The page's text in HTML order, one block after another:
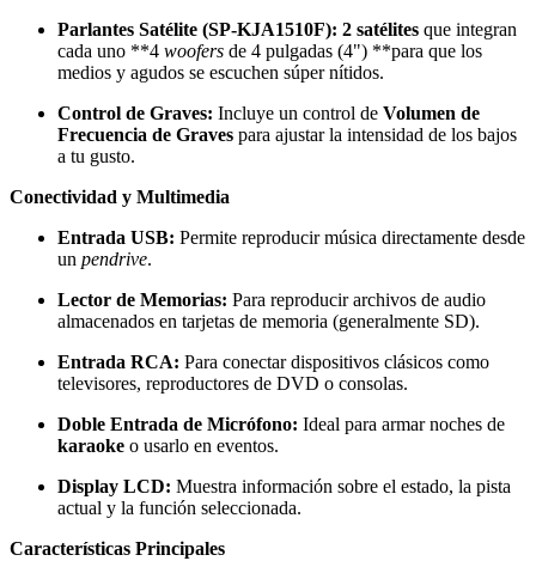
Parlantes Satélite (SP-KJA1510F): 2 satélites que integran
cada uno **4 woofers de 4 pulgadas (4") **para que los
medios y agudos se escuchen súper nítidos.
Control de Graves: Incluye un control de Volumen de
Frecuencia de Graves para ajustar la intensidad de los bajos
a tu gusto.
Conectividad y Multimedia
Entrada USB: Permite reproducir música directamente desde
un pendrive.
Lector de Memorias: Para reproducir archivos de audio
almacenados en tarjetas de memoria (generalmente SD).
Entrada RCA: Para conectar dispositivos clásicos como
televisores, reproductores de DVD o consolas.
Doble Entrada de Micrófono: Ideal para armar noches de
karaoke o usarlo en eventos.
Display LCD: Muestra información sobre el estado, la pista
actual y la función seleccionada.
Características Principales